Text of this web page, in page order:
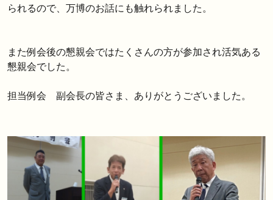
られるので、万博のお話にも触れられました。
また例会後の懇親会ではたくさんの方が参加され活気ある
懇親会でした。
担当例会　副会長の皆さま、ありがとうございました。